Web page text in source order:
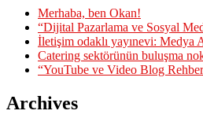
Merhaba, ben Okan!
“Dijital Pazarlama ve Sosyal
İletişim odaklı yayınevi: Medya
Catering sektörünün buluşma
“YouTube ve Video Blog
Archives